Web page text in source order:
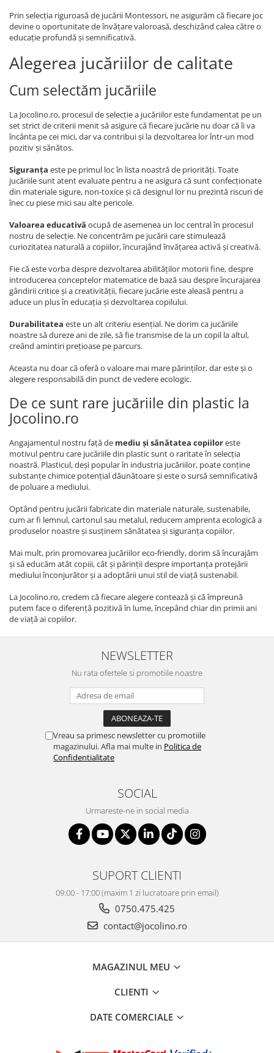
Prin selecția riguroasă de jucării Montessori, ne asigurăm că fiecare joc
devine o oportunitate de învățare valoroasă, deschizând calea către o
educație profundă și semnificativă.
Alegerea jucăriilor de calitate
Cum selectăm jucăriile
La Jocolino.ro, procesul de selecție a jucăriilor este fundamentat pe un
set strict de criterii menit să asigure că fiecare jucărie nu doar că îi va
încânta pe cei mici, dar va contribui și la dezvoltarea lor într-un mod
pozitiv și sănătos.
Siguranța este pe primul loc în lista noastră de priorități. Toate
jucăriile sunt atent evaluate pentru a ne asigura că sunt confecționate
din materiale sigure, non-toxice și că designul lor nu prezintă riscuri de
înec cu piese mici sau alte pericole.
Valoarea educativă ocupă de asemenea un loc central în procesul
nostru de selecție. Ne concentrăm pe jucării care stimulează
curiozitatea naturală a copiilor, încurajând învățarea activă și creativă.
Fie că este vorba despre dezvoltarea abilităților motorii fine, despre
introducerea conceptelor matematice de bază sau despre încurajarea
gândirii critice și a creativității, fiecare jucărie este aleasă pentru a
aduce un plus în educația și dezvoltarea copilului.
Durabilitatea este un alt criteriu esențial. Ne dorim ca jucăriile
noastre să dureze ani de zile, să fie transmise de la un copil la altul,
creând amintiri prețioase pe parcurs.
Aceasta nu doar că oferă o valoare mai mare părinților, dar este și o
alegere responsabilă din punct de vedere ecologic.
De ce sunt rare jucăriile din plastic la
Jocolino.ro
Angajamentul nostru față de mediu și sănătatea copiiloreste
motivul pentru care jucăriile din plastic sunt o raritate în selecția
noastră. Plasticul, deși popular în industria jucăriilor, poate conține
substanțe chimice potențial dăunătoare și este o sursă semnificativă
de poluare a mediului.
Optând pentru jucării fabricate din materiale naturale, sustenabile,
cum ar fi lemnul, cartonul sau metalul, reducem amprenta ecologică a
produselor noastre și susținem sănătatea și siguranța copiilor.
Mai mult, prin promovarea jucăriilor eco-friendly, dorim să încurajăm
și să educăm atât copiii, cât și părinții despre importanța protejării
mediului înconjurător și a adoptării unui stil de viață sustenabil.
La Jocolino.ro, credem că fiecare alegere contează și că împreună
putem face o diferență pozitivă în lume, începând chiar din primii ani
de viață ai copiilor.
NEWSLETTER
Nu rata ofertele si promotiile noastre
Vreau sa primesc newsletter cu promotiile
magazinului. Afla mai multe in Politica de
Confidentialitate
SOCIAL
Urmareste-ne in social media
SUPORT CLIENTI
09:00 - 17:00 (maxim 1 zi lucratoare prin email)
0750.475.425
contact@jocolino.ro
MAGAZINUL MEU
CLIENTI
DATE COMERCIALE